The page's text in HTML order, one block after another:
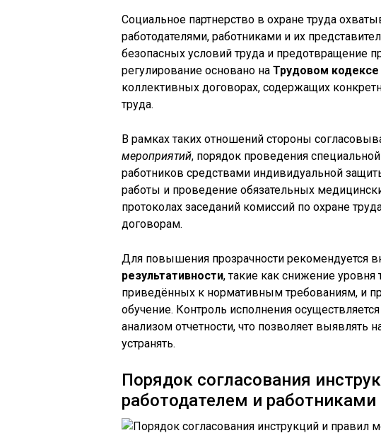
Социальное партнерство в охране труда
работодателями, работниками и их
безопасных условий труда и предотвращение
регулирование основано на Трудовом
коллективных договорах, содержащих
труда.
В рамках таких отношений стороны
мероприятий, порядок проведения
работников средствами индивидуальной
работы и проведение обязательных
протоколах заседаний комиссий по охране
договорам.
Для повышения прозрачности рекомендуется
результативности, такие как снижение уровня
приведённых к нормативным требованиям, и
обучение. Контроль исполнения
анализом отчетности, что позволяет выявлять
устранять.
Порядок согласования
работодателем и работниками